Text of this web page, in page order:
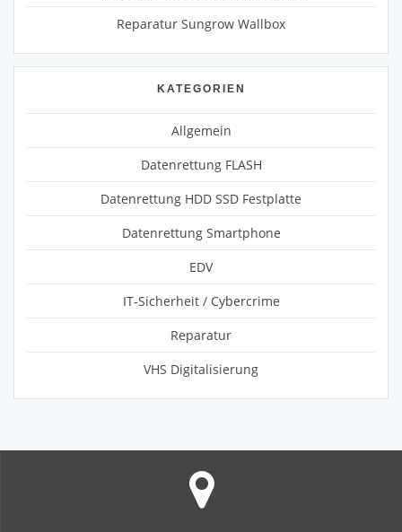
Reparatur Sungrow Wallbox
KATEGORIEN
Allgemein
Datenrettung FLASH
Datenrettung HDD SSD Festplatte
Datenrettung Smartphone
EDV
IT-Sicherheit / Cybercrime
Reparatur
VHS Digitalisierung